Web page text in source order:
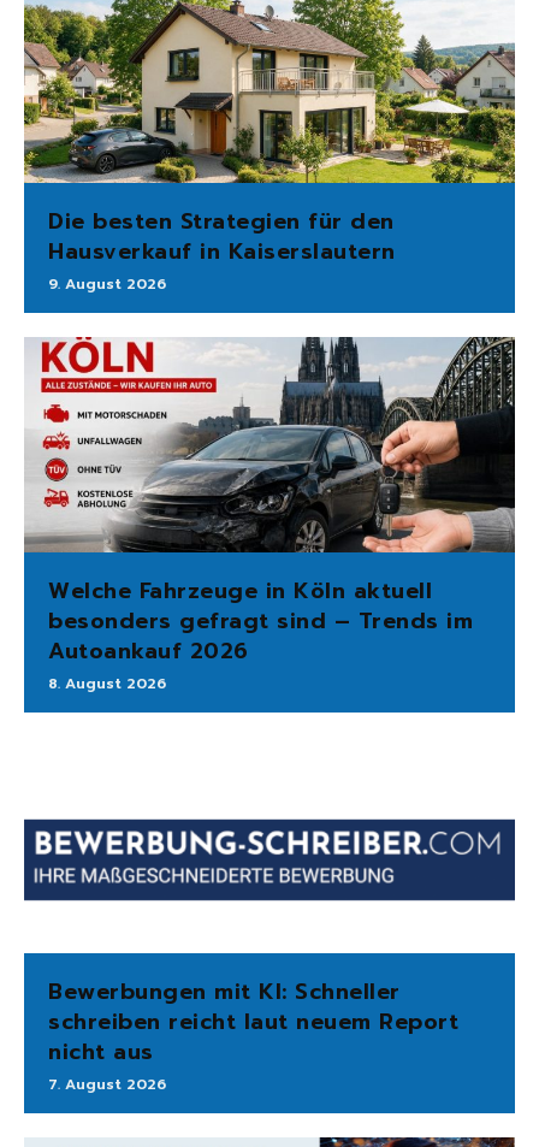
Die besten Strategien für den
Hausverkauf in Kaiserslautern
9. August 2026
Welche Fahrzeuge in Köln aktuell
besonders gefragt sind – Trends im
Autoankauf 2026
8. August 2026
Bewerbungen mit KI: Schneller
schreiben reicht laut neuem Report
nicht aus
7. August 2026